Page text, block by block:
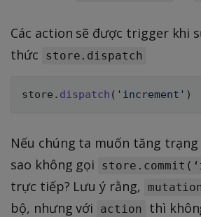
Các action sẽ được trigger khi
thức
store.dispatch
store . dispatch ( 'increment' )
Nếu chúng ta muốn tăng
sao không gọi
trực tiếp? Lưu ý rằng,
bộ, nhưng với
action
thì